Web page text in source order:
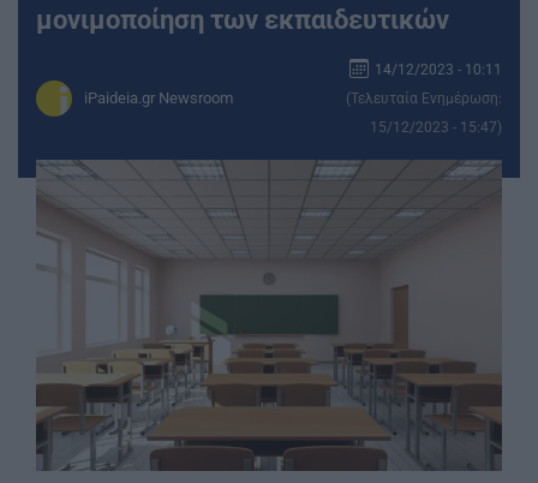
μονιμοποίηση των εκπαιδευτικών
iPaideia.gr Newsroom
14/12/2023 - 10:11
(Τελευταία Ενημέρωση:
15/12/2023 - 15:47)